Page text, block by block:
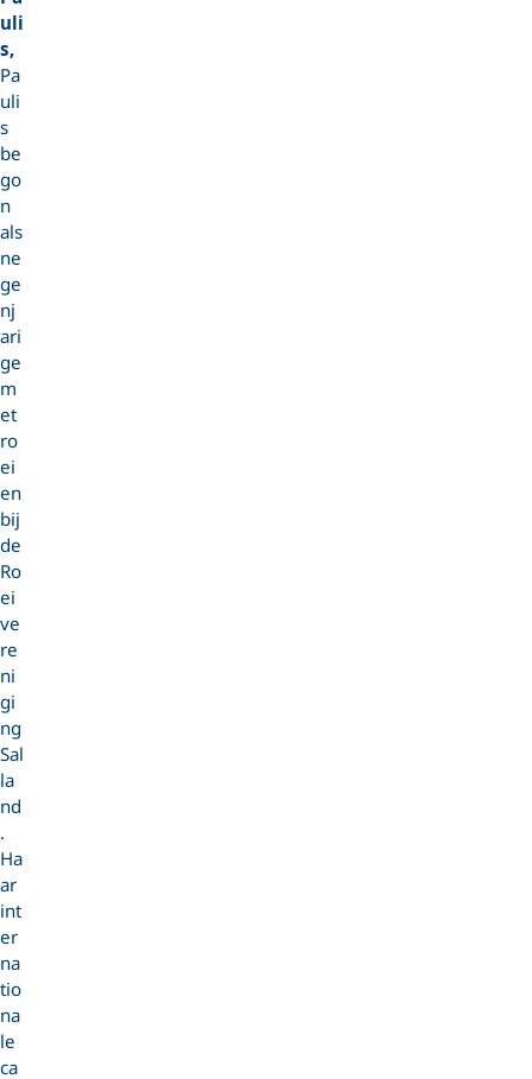
uli
s,
Pa
uli
s
be
go
n
als
ne
ge
nj
ari
ge
m
et
ro
ei
en
bij
de
Ro
ei
ve
re
ni
gi
ng
Sal
la
nd
.
Ha
ar
int
er
na
tio
na
le
ca